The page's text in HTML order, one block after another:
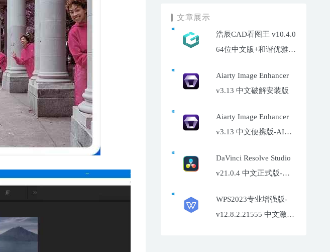
文章展示
浩辰CAD看图王 v10.4.0
64位中文版+和谐优雅补
Aiarty Image Enhancer
v3.13 中文破解安装版
Aiarty Image Enhancer
v3.13 中文便携版-AI照
DaVinci Resolve Studio
v21.0.4 中文正式版-达
WPS2023专业增强版-
v12.8.2.21555 中文激活